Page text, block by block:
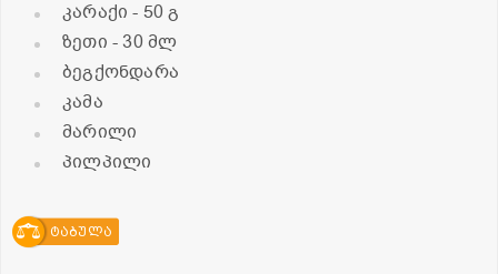
კარაქი- 50 გ
ზეთი - 30 მლ
ბეგქონდარა
კამა
მარილი
პილპილი
ტაბულა